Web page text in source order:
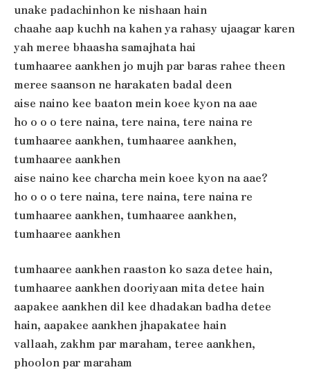
unake padachinhon ke nishaan hain
chaahe aap kuchh na kahen ya rahasy ujaagar karen
yah meree bhaasha samajhata hai
tumhaaree aankhen jo mujh par baras rahee theen
meree saanson ne harakaten badal deen
aise naino kee baaton mein koee kyon na aae
ho o o o tere naina, tere naina, tere naina re
tumhaaree aankhen, tumhaaree aankhen,
tumhaaree aankhen
aise naino kee charcha mein koee kyon na aae?
ho o o o tere naina, tere naina, tere naina re
tumhaaree aankhen, tumhaaree aankhen,
tumhaaree aankhen
tumhaaree aankhen raaston ko saza detee hain,
tumhaaree aankhen dooriyaan mita detee hain
aapakee aankhen dil kee dhadakan badha detee
hain, aapakee aankhen jhapakatee hain
vallaah, zakhm par maraham, teree aankhen,
phoolon par maraham